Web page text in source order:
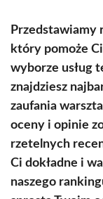
Przedstawiamy
który pomoże
wyborze usług
znajdziesz
zaufania
oceny i opinie
rzetelnych
Ci dokładne i
naszego